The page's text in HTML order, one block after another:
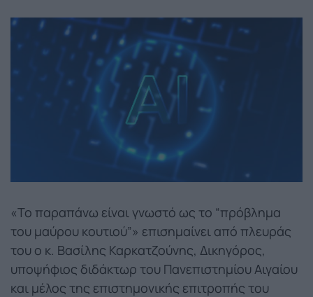
«Το παραπάνω είναι γνωστό ως το “πρόβλημα
του μαύρου κουτιού”» επισημαίνει από πλευράς
του ο κ. Βασίλης Καρκατζούνης, Δικηγόρος,
υποψήφιος διδάκτωρ του Πανεπιστημίου Αιγαίου
και μέλος της επιστημονικής επιτροπής του